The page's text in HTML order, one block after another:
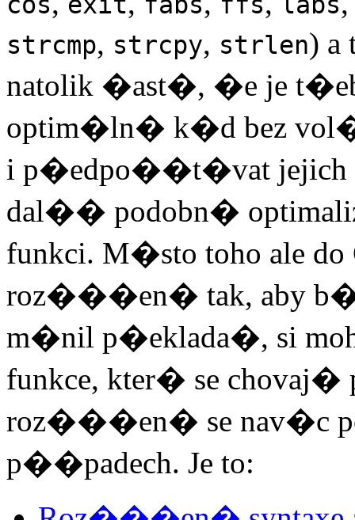
strcmp, strcpy, strlen) a
natolik �ast�, �e je
optim�ln� k�d bez
i p�edpo��t�vat jejich
dal�� podobn�
funkci. M�sto toho ale
roz���en� tak, aby
m�nil p�eklada�, si
funkce, kter� se chovaj�
roz���en� se nav�c
p��padech. Je to: